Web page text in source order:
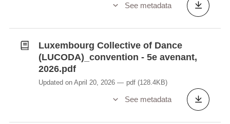
encore « La création du monde - Resondance »,
See metadata
Luxembourg Collective of Dance
(LUCODA)_convention - 5e avenant,
2026.pdf
Updated on April 20, 2026 pdf (128.4KB)
See metadata